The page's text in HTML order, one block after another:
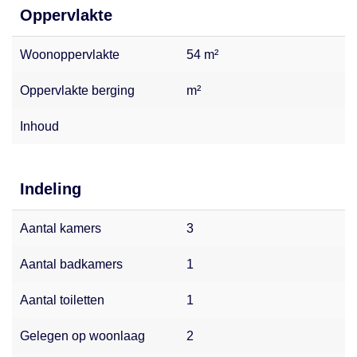
Oppervlakte
Woonoppervlakte 54 m²
Oppervlakte berging m²
Inhoud
Indeling
Aantal kamers 3
Aantal badkamers 1
Aantal toiletten 1
Gelegen op woonlaag 2